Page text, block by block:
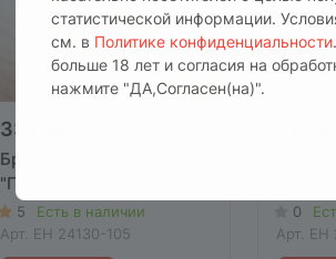
335 руб.
Брелок антистресс
"Грудь"
5
Есть в наличии
Арт. EH 24130-105
0
Арт. EH
статистической информации.
см. в Политике конфиденциальности
больше 18 лет и согласия на
нажмите "ДА,Согласен(на)".